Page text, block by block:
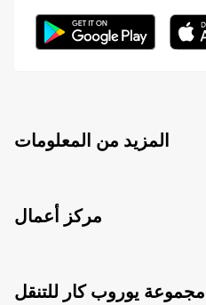
المزيد من المعلومات
مركز أعمال
مجموعة يوروب كار للتنقل